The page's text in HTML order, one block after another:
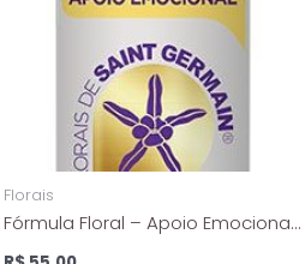
Florais
Fórmula Floral – Apoio Emocional